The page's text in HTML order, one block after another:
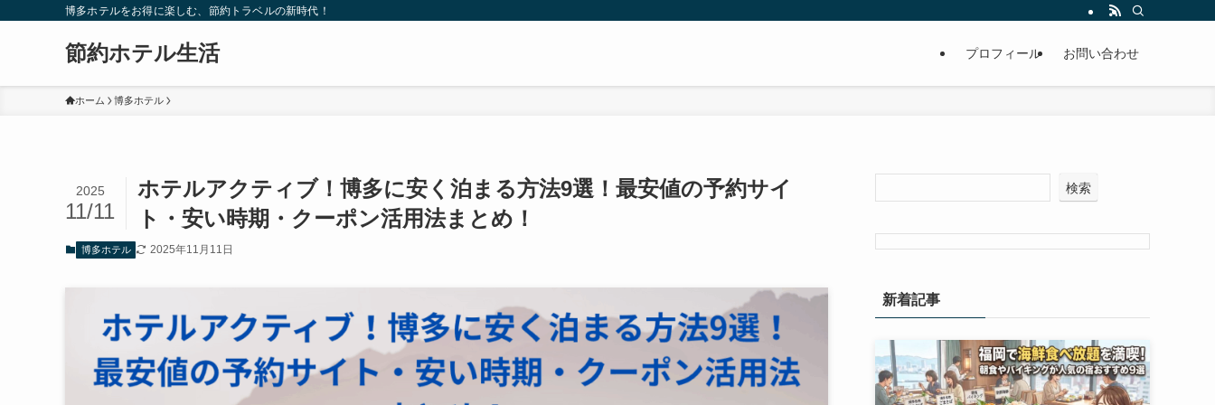
博多ホテルをお得に楽しむ、節約トラベルの新時代！
節約ホテル生活 プロフィール お問い合わせ
ホーム 博多ホテル
ホテルアクティブ！博多に安く泊まる方法9選！最安値の予約サイ
ト・安い時期・クーポン活用法まとめ！
2025
11/11
博多ホテル 2025年11月11日
検索
新着記事